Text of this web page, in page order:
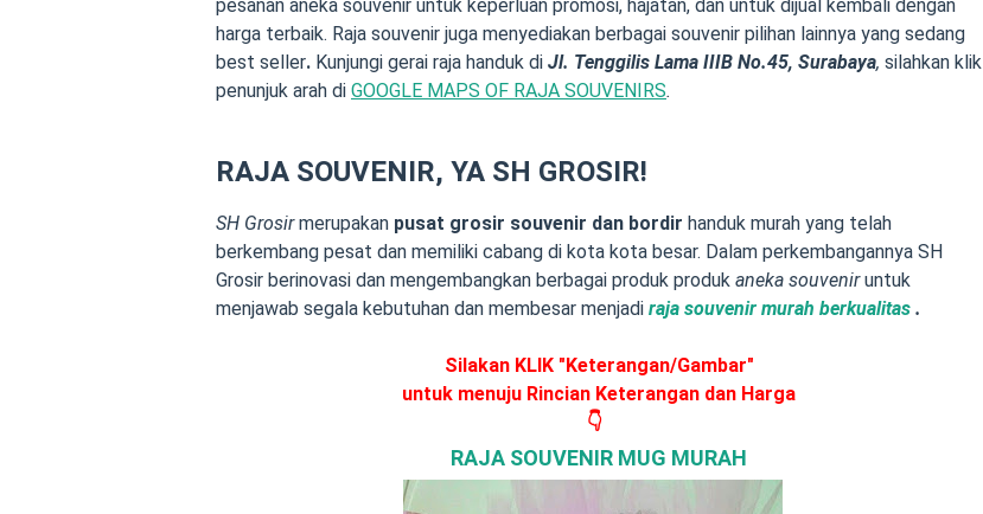
pesanan aneka souvenir untuk keperluan promosi, hajatan, dan untuk dijual kembali dengan
harga terbaik. Raja souvenir juga menyediakan berbagai souvenir pilihan lainnya yang sedang
best seller. Kunjungi gerai raja handuk di Jl. Tenggilis Lama IIIB No.45, Surabaya, silahkan klik
penunjuk arah di GOOGLE MAPS OF RAJA SOUVENIRS.
RAJA SOUVENIR, YA SH GROSIR!
SH Grosirmerupakan pusat grosir souvenir dan bordir handuk murah yang telah
berkembang pesat dan memiliki cabang di kota kota besar. Dalam perkembangannya SH
Grosir berinovasi dan mengembangkan berbagai produk produk aneka souvenir untuk
menjawab segala kebutuhan dan membesar menjadi raja souvenir murah berkualitas .
Silakan KLIK "Keterangan/Gambar"
untuk menuju Rincian Keterangan dan Harga
👇
RAJA SOUVENIR MUG MURAH